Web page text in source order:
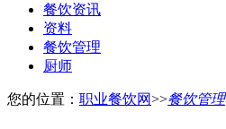
餐饮资讯
资料
餐饮管理
厨师
您的位置： 职业餐饮网>>餐饮管理